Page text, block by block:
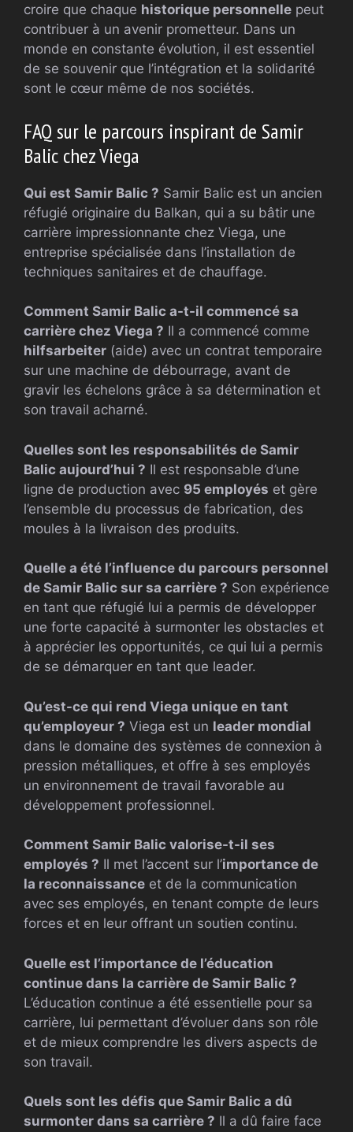
croire que chaque historique personnelle peut
contribuer à un avenir prometteur. Dans un
monde en constante évolution, il est essentiel
de se souvenir que l’intégration et la solidarité
sont le cœur même de nos sociétés.
FAQ sur le parcours inspirant de Samir
Balic chez Viega
Qui est Samir Balic ? Samir Balic est un ancien
réfugié originaire du Balkan, qui a su bâtir une
carrière impressionnante chez Viega, une
entreprise spécialisée dans l’installation de
techniques sanitaires et de chauffage.
Comment Samir Balic a-t-il commencé sa
carrière chez Viega ? Il a commencé comme
hilfsarbeiter (aide) avec un contrat temporaire
sur une machine de débourrage, avant de
gravir les échelons grâce à sa détermination et
son travail acharné.
Quelles sont les responsabilités de Samir
Balic aujourd’hui ? Il est responsable d’une
ligne de production avec 95 employés et gère
l’ensemble du processus de fabrication, des
moules à la livraison des produits.
Quelle a été l’influence du parcours personnel
de Samir Balic sur sa carrière ? Son expérience
en tant que réfugié lui a permis de développer
une forte capacité à surmonter les obstacles et
à apprécier les opportunités, ce qui lui a permis
de se démarquer en tant que leader.
Qu’est-ce qui rend Viega unique en tant
qu’employeur ? Viega est un leader mondial
dans le domaine des systèmes de connexion à
pression métalliques, et offre à ses employés
un environnement de travail favorable au
développement professionnel.
Comment Samir Balic valorise-t-il ses
employés ? Il met l’accent sur l’importance de
la reconnaissance et de la communication
avec ses employés, en tenant compte de leurs
forces et en leur offrant un soutien continu.
Quelle est l’importance de l’éducation
continue dans la carrière de Samir Balic ?
L’éducation continue a été essentielle pour sa
carrière, lui permettant d’évoluer dans son rôle
et de mieux comprendre les divers aspects de
son travail.
Quels sont les défis que Samir Balic a dû
surmonter dans sa carrière ? Il a dû faire face